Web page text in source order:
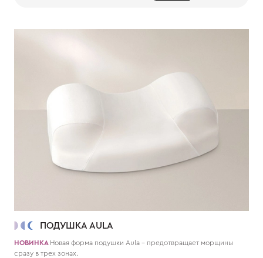
ПОДУШКА AULA
НОВИНКА Новая форма подушки Aula – предотвращает морщины
сразу в трех зонах.